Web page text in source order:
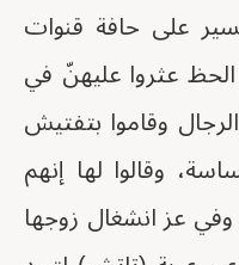
على حافة قنوات
الحظ عثروا عليهنّ في
وقاموا بتفتيش
وقالوا لها إنهم
وفي عز انشغال زوجها